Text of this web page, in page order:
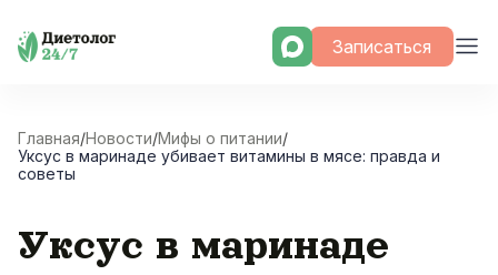
Skip
Записаться
Главная/Новости/Мифы о питании/
Уксус в маринаде убивает витамины в мясе: правда и
советы
Уксус в маринаде